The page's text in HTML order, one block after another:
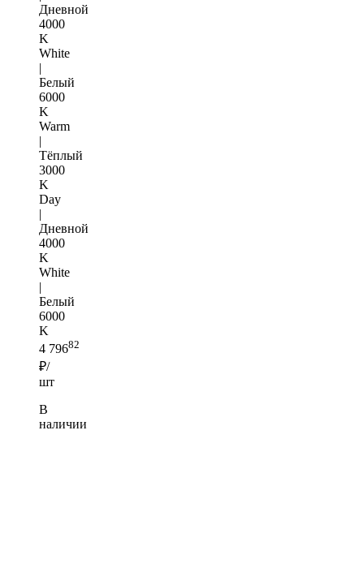
Дневной
4000
K
White
|
Белый
6000
K
Warm
|
Тёплый
3000
K
Day
|
Дневной
4000
K
White
|
Белый
6000
K
4 79682
₽/
шт
В
наличии